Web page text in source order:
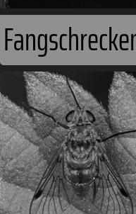
Fliegen